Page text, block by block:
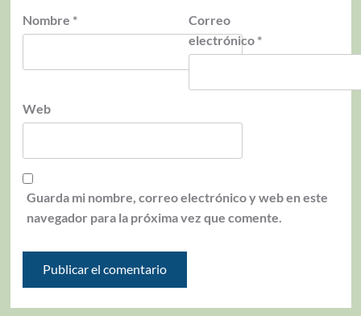
Nombre *
Correo
electrónico *
Web
Guarda mi nombre, correo electrónico y web en este
navegador para la próxima vez que comente.